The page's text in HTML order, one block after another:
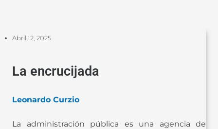
Abril 12, 2025
La encrucijada
Leonardo Curzio
La administración pública es una agencia de